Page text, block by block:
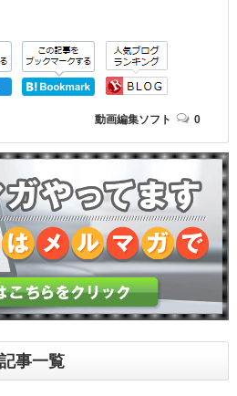
動画編集ソフト 0
事一覧